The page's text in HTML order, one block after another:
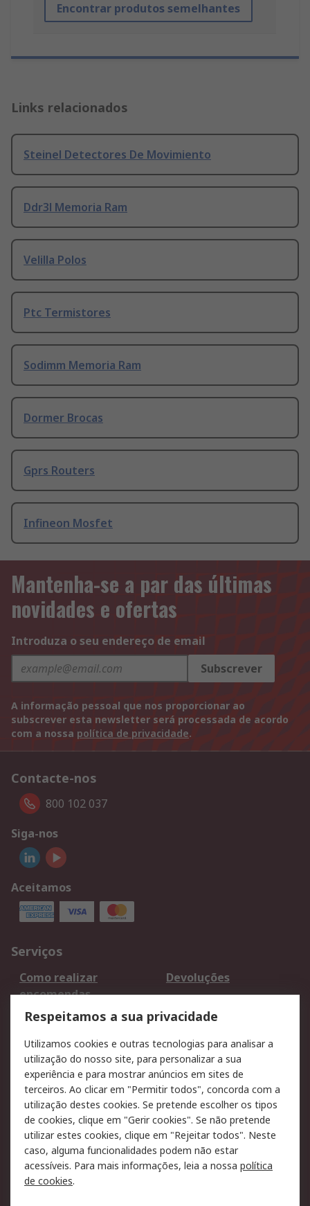
Encontrar produtos semelhantes
Links relacionados
Steinel Detectores De Movimiento
Ddr3l Memoria Ram
Velilla Polos
Ptc Termistores
Sodimm Memoria Ram
Dormer Brocas
Gprs Routers
Infineon Mosfet
Mantenha-se a par das últimas
novidades e ofertas
Introduza o seu endereço de email
Subscrever
A informação pessoal que nos proporcionar ao
subscrever esta newsletter será processada de acordo
com a nossa política de privacidade.
Contacte-nos
800 102 037
Siga-nos
Aceitamos
Serviços
Como realizar
encomendas
Devoluções
Formas de entrega
Qualidade e ambiente
Pagamento e
faturação
Legal
Aviso legal
Política de cookies
Política de privacidade
- Atualizada
Segurança de emails
Condições de venda
Respeitamos a sua privacidade
Utilizamos cookies e outras tecnologias para analisar a
utilização do nosso site, para personalizar a sua
experiência e para mostrar anúncios em sites de
terceiros. Ao clicar em "Permitir todos", concorda com a
utilização destes cookies. Se pretende escolher os tipos
de cookies, clique em "Gerir cookies". Se não pretende
utilizar estes cookies, clique em "Rejeitar todos". Neste
caso, alguma funcionalidades podem não estar
acessíveis. Para mais informações, leia a nossa política
de cookies.